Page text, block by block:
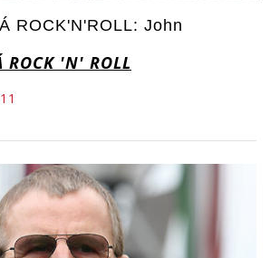
ROCK'N'ROLL: John
ROCK 'N' ROLL